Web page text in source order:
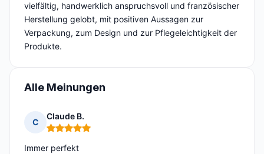
vielfältig, handwerklich anspruchsvoll und französischer
Herstellung gelobt, mit positiven Aussagen zur
Verpackung, zum Design und zur Pflegeleichtigkeit der
Produkte.
Alle Meinungen
C
Claude B.
Hinweis: 5 von 5
Immer perfekt